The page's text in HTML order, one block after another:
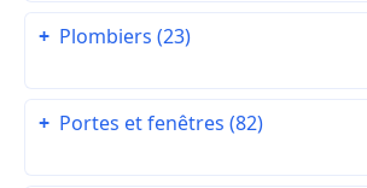
+ Plombiers (23)
+ Portes et fenêtres (82)